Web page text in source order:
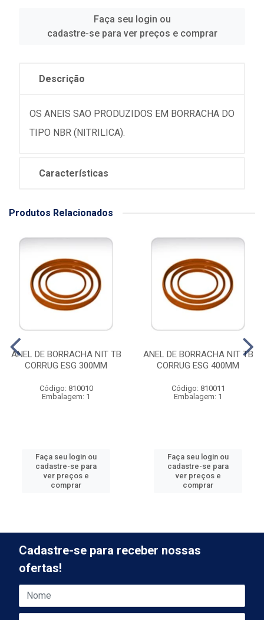
Faça seu login ou
cadastre-se para ver preços e comprar
Descrição
OS ANEIS SAO PRODUZIDOS EM BORRACHA DO
TIPO NBR (NITRILICA).
Características
Produtos Relacionados
ANEL DE BORRACHA NIT TB
CORRUG ESG 300MM
Código: 810010
Embalagem: 1
Faça seu login ou
cadastre-se para
ver preços e
comprar
ANEL DE BORRACHA NIT TB
CORRUG ESG 400MM
Código: 810011
Embalagem: 1
Faça seu login ou
cadastre-se para
ver preços e
comprar
Cadastre-se para receber nossas
ofertas!